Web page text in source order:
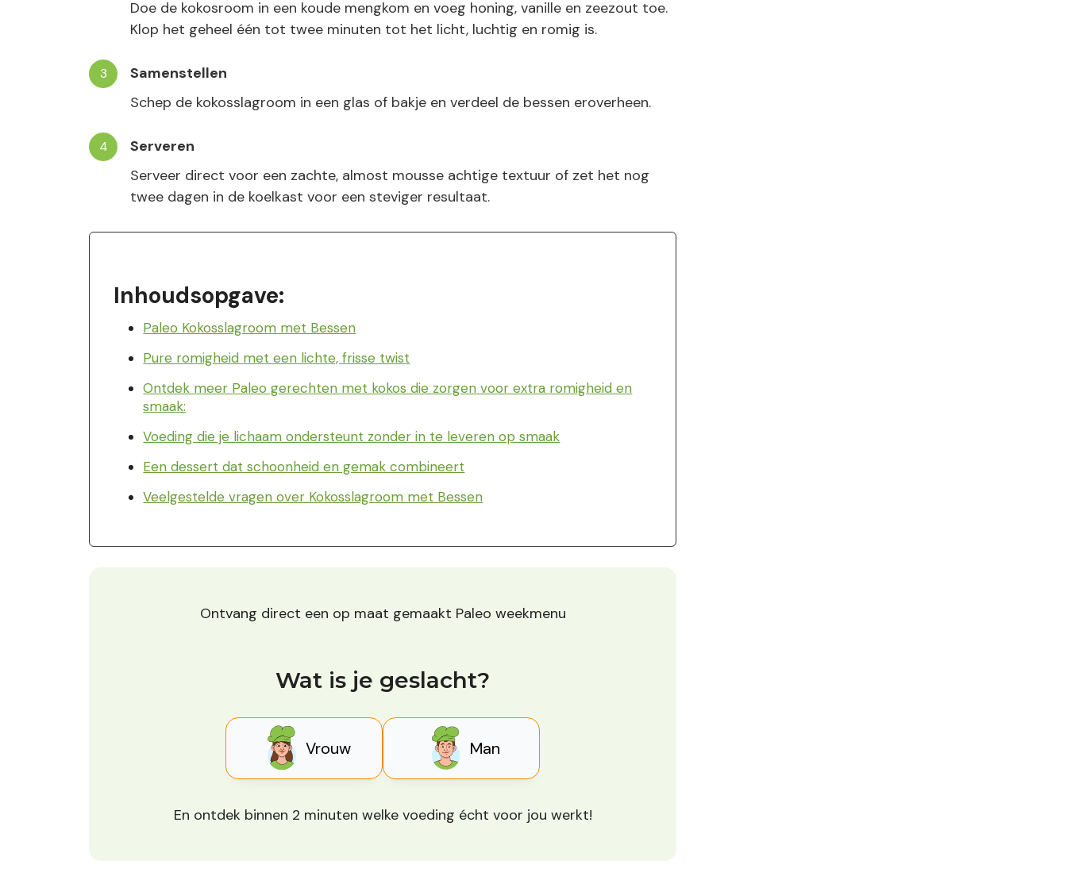
Doe de kokosroom in een koude mengkom en voeg honing, vanille en zeezout toe.
Klop het geheel één tot twee minuten tot het licht, luchtig en romig is.
Samenstellen
Schep de kokosslagroom in een glas of bakje en verdeel de bessen eroverheen.
Serveren
Serveer direct voor een zachte, almost mousse achtige textuur of zet het nog
twee dagen in de koelkast voor een steviger resultaat.
Inhoudsopgave:
Paleo Kokosslagroom met Bessen
Pure romigheid met een lichte, frisse twist
Ontdek meer Paleo gerechten met kokos die zorgen voor extra romigheid en
smaak:
Voeding die je lichaam ondersteunt zonder in te leveren op smaak
Een dessert dat schoonheid en gemak combineert
Veelgestelde vragen over Kokosslagroom met Bessen
Ontvang direct een op maat gemaakt Paleo weekmenu
Wat is je geslacht?
Vrouw Man
En ontdek binnen 2 minuten welke voeding écht voor jou werkt!